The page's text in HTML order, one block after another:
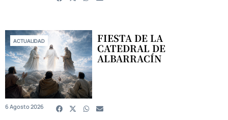
ACTUALIDAD FIESTA DE LA
CATEDRAL DE
ALBARRACÍN
6 Agosto 2026